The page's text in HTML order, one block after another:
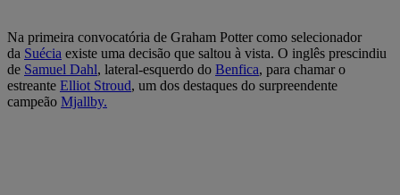
Na primeira convocatória de Graham Potter como selecionador
da Suécia existe uma decisão que saltou à vista. O inglês prescindiu
de Samuel Dahl, lateral-esquerdo do Benfica, para chamar o
estreante Elliot Stroud, um dos destaques do surpreendente
campeão Mjallby.